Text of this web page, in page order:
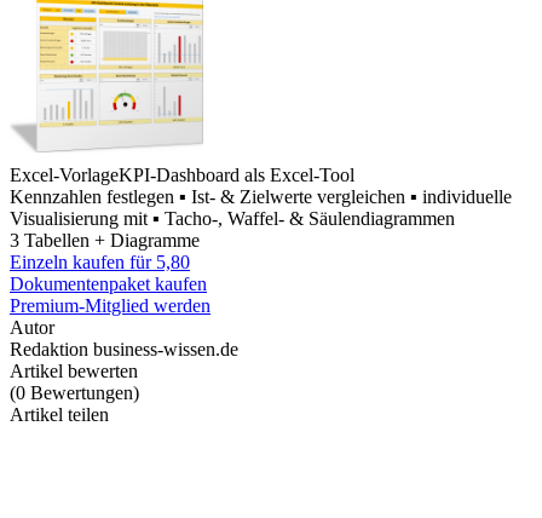
Excel-VorlageKPI-Dashboard als Excel-Tool
Kennzahlen festlegen ▪ Ist- & Zielwerte vergleichen ▪ individuelle
Visualisierung mit ▪ Tacho-, Waffel- & Säulendiagrammen
3 Tabellen + Diagramme
Einzeln kaufen für 5,80
Dokumentenpaket kaufen
Premium-Mitglied werden
Autor
Redaktion business-wissen.de
Artikel bewerten
(0 Bewertungen)
Artikel teilen